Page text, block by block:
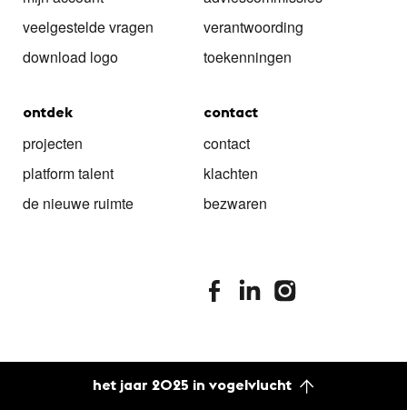
veelgestelde vragen
download logo
verantwoording
toekenningen
ontdek
projecten
platform talent
de nieuwe ruimte
contact
contact
klachten
bezwaren
stimuleringsfonds facebook
stimuleringsfonds linkedin
stimuleringsfonds
het jaar 2025 in vogelvlucht